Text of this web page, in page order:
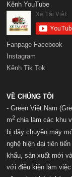
Kênh YouTube
Fanpage Facebook
Instagram
Kênh Tik Tok
VỀ CHÚNG TÔI
- Green Việt Nam
m2 chia làm các khu
bị dây chuyền máy
nghệ hiện đại tiên
khẩu, sản xuất mới
với điều kiện làm